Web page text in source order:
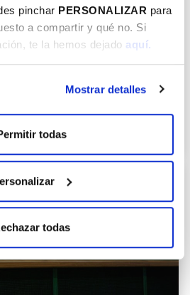
pinchar PERSONALIZAR para
a compartir y qué no. Si
te la hemos dejado aquí.
Mostrar detalles
todas
todas